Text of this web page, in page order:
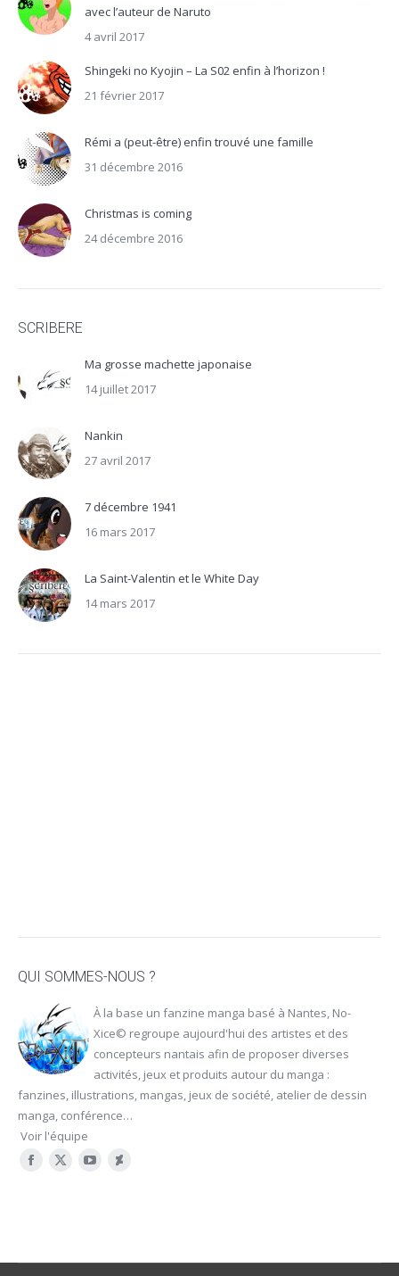
avec l’auteur de Naruto
4 avril 2017
Shingeki no Kyojin – La S02 enfin à l’horizon !
21 février 2017
Rémi a (peut-être) enfin trouvé une famille
31 décembre 2016
Christmas is coming
24 décembre 2016
SCRIBERE
Ma grosse machette japonaise
14 juillet 2017
Nankin
27 avril 2017
7 décembre 1941
16 mars 2017
La Saint-Valentin et le White Day
14 mars 2017
QUI SOMMES-NOUS ?
À la base un fanzine manga basé à Nantes, No-
Xice© regroupe aujourd'hui des artistes et des
concepteurs nantais afin de proposer diverses
activités, jeux et produits autour du manga :
fanzines, illustrations, mangas, jeux de société, atelier de dessin
manga, conférence…
Voir l'équipe